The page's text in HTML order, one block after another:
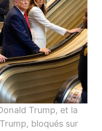
Trump, et la
bloqués sur